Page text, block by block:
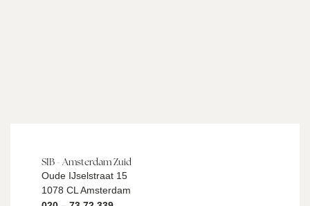
SIB - Amsterdam Zuid
Oude IJselstraat 15
1078 CL Amsterdam